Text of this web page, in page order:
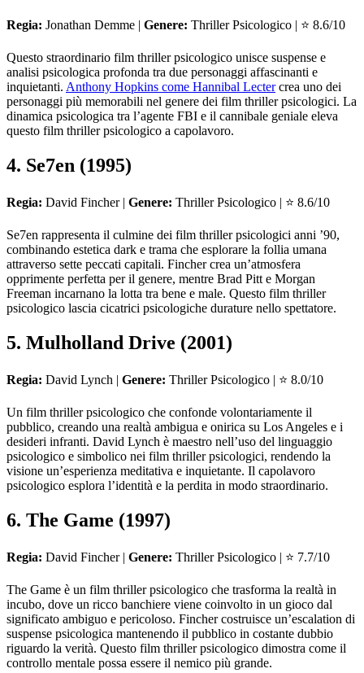
Regia: Jonathan Demme | Genere: Thriller Psicologico | ⭐ 8.6/10
Questo straordinario film thriller psicologico unisce suspense e
analisi psicologica profonda tra due personaggi affascinanti e
inquietanti. Anthony Hopkins come Hannibal Lectercrea uno dei
personaggi più memorabili nel genere dei film thriller psicologici. La
dinamica psicologica tra l’agente FBI e il cannibale geniale eleva
questo film thriller psicologico a capolavoro.
4. Se7en (1995)
Regia: David Fincher | Genere: Thriller Psicologico | ⭐ 8.6/10
Se7en rappresenta il culmine dei film thriller psicologici anni ’90,
combinando estetica dark e trama che esplorare la follia umana
attraverso sette peccati capitali. Fincher crea un’atmosfera
opprimente perfetta per il genere, mentre Brad Pitt e Morgan
Freeman incarnano la lotta tra bene e male. Questo film thriller
psicologico lascia cicatrici psicologiche durature nello spettatore.
5. Mulholland Drive (2001)
Regia: David Lynch | Genere: Thriller Psicologico | ⭐ 8.0/10
Un film thriller psicologico che confonde volontariamente il
pubblico, creando una realtà ambigua e onirica su Los Angeles e i
desideri infranti. David Lynch è maestro nell’uso del linguaggio
psicologico e simbolico nei film thriller psicologici, rendendo la
visione un’esperienza meditativa e inquietante. Il capolavoro
psicologico esplora l’identità e la perdita in modo straordinario.
6. The Game (1997)
Regia: David Fincher | Genere: Thriller Psicologico | ⭐ 7.7/10
The Game è un film thriller psicologico che trasforma la realtà in
incubo, dove un ricco banchiere viene coinvolto in un gioco dal
significato ambiguo e pericoloso. Fincher costruisce un’escalation di
suspense psicologica mantenendo il pubblico in costante dubbio
riguardo la verità. Questo film thriller psicologico dimostra come il
controllo mentale possa essere il nemico più grande.